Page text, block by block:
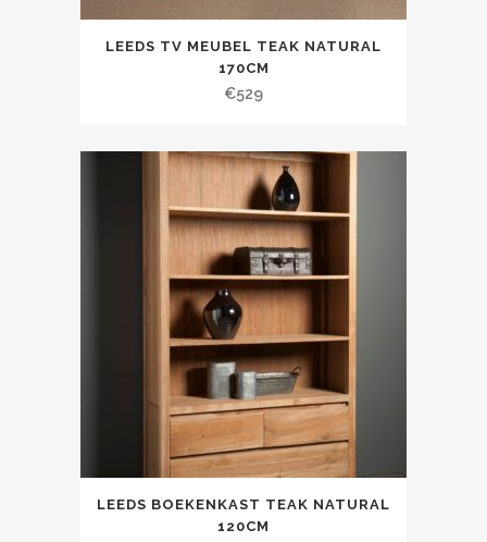
LEEDS TV MEUBEL TEAK NATURAL
170CM
€529
LEEDS BOEKENKAST TEAK NATURAL
120CM